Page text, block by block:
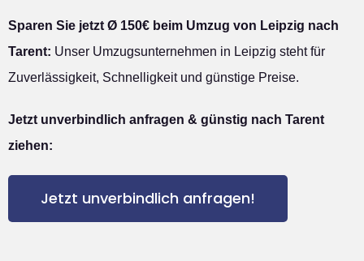
Sparen Sie jetzt Ø 150€ beim Umzug von Leipzig nach
Tarent: Unser Umzugsunternehmen in Leipzig steht für
Zuverlässigkeit, Schnelligkeit und günstige Preise.
Jetzt unverbindlich anfragen & günstig nach Tarent
ziehen:
Jetzt unverbindlich anfragen!